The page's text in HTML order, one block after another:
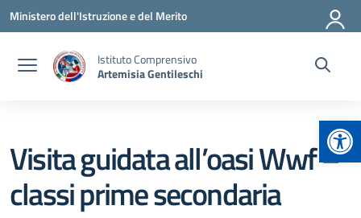
Vai ai contenuti
Vai al menu di navigazione
Vai al footer
Ministero dell'Istruzione e del Merito
Istituto Comprensivo
Artemisia Gentileschi
Visita guidata all’oasi Wwf –
classi prime secondaria